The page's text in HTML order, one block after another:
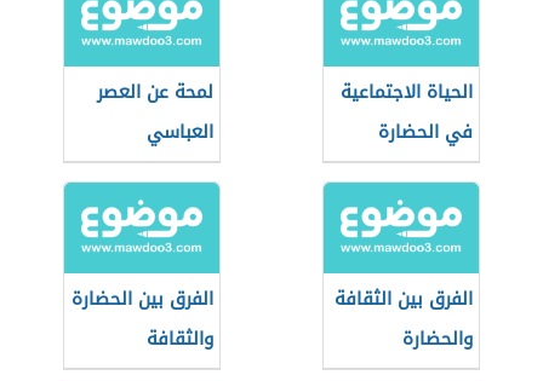
الحياة الاجتماعية
في الحضارة
اليونانية
لمحة عن العصر
العباسي
الفرق بين الثقافة
والحضارة
الفرق بين الحضارة
والثقافة